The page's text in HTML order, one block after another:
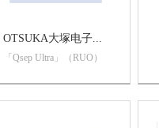
OTSUKA大塚电子...
「Qsep Ultra」（RUO）